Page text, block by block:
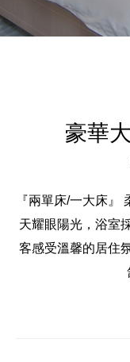
豪華
『兩單床/一大床』
天耀眼陽光，浴室
客感受溫馨的居住